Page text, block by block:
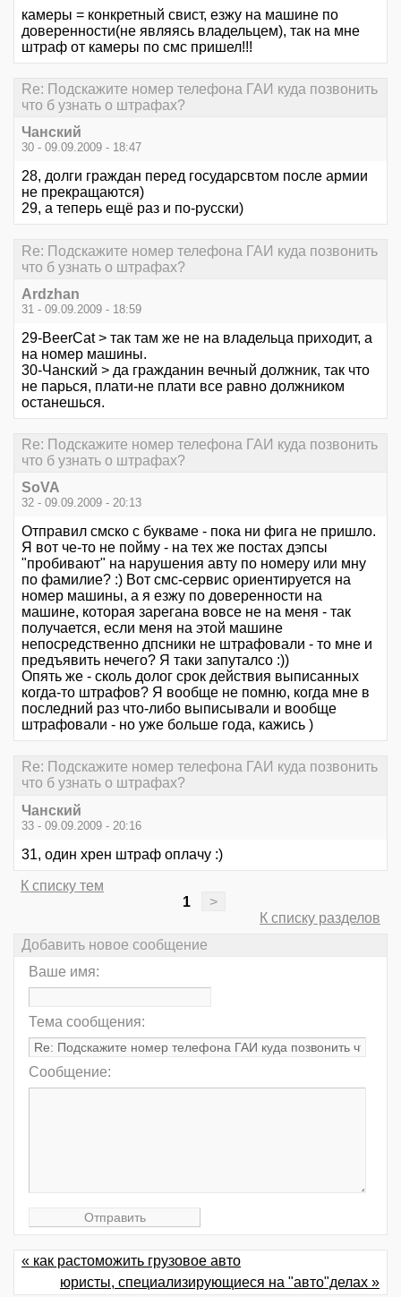
камеры = конкретный свист, езжу на машине по
доверенности(не являясь владельцем), так на мне
штраф от камеры по смс пришел!!!
Re: Подскажите номер телефона ГАИ куда позвонить
что б узнать о штрафах?
Чанский
30 - 09.09.2009 - 18:47
28, долги граждан перед государсвтом после армии
не прекращаются)
29, а теперь ещё раз и по-русски)
Re: Подскажите номер телефона ГАИ куда позвонить
что б узнать о штрафах?
Ardzhan
31 - 09.09.2009 - 18:59
29-BeerCat > так там же не на владельца приходит, а
на номер машины.
30-Чанский > да гражданин вечный должник, так что
не парься, плати-не плати все равно должником
останешься.
Re: Подскажите номер телефона ГАИ куда позвонить
что б узнать о штрафах?
SoVA
32 - 09.09.2009 - 20:13
Отправил смско с букваме - пока ни фига не пришло.
Я вот че-то не пойму - на тех же постах дэпсы
"пробивают" на нарушения авту по номеру или мну
по фамилие? :) Вот смс-сервис ориентируется на
номер машины, а я езжу по доверенности на
машине, которая зарегана вовсе не на меня - так
получается, если меня на этой машине
непосредственно дпсники не штрафовали - то мне и
предъявить нечего? Я таки запуталсо :))
Опять же - сколь долог срок действия выписанных
когда-то штрафов? Я вообще не помню, когда мне в
последний раз что-либо выписывали и вообще
штрафовали - но уже больше года, кажись )
Re: Подскажите номер телефона ГАИ куда позвонить
что б узнать о штрафах?
Чанский
33 - 09.09.2009 - 20:16
31, один хрен штраф оплачу :)
К списку тем
1
>
К списку разделов
Добавить новое сообщение
Ваше имя:
Тема сообщения:
Сообщение:
« как растоможить грузовое авто
юристы, специализирующиеся на "авто"делах »